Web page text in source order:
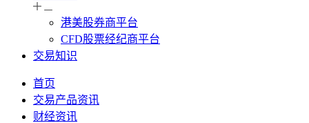
港美股券商平台
CFD股票经纪商平台
交易知识
首页
交易产品资讯
财经资讯